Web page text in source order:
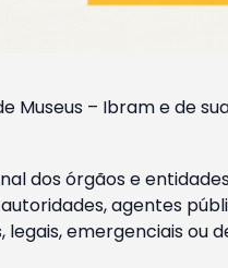
Museus – Ibram e de
dos órgãos e
agentes
emergenciais ou